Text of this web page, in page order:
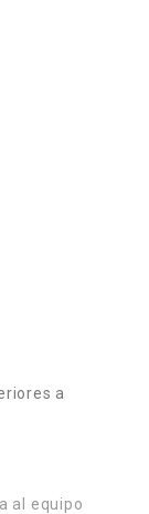
a
al equipo